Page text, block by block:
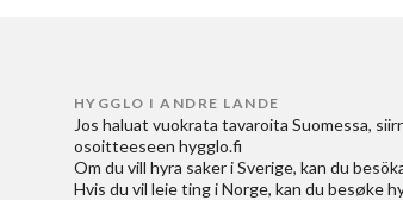
HYGGLO I ANDRE LANDE
Jos haluat vuokrata tavaroita Suomessa,
osoitteeseen hygglo.fi
Om du vill hyra saker i Sverige, kan du
Hvis du vil leie ting i Norge, kan du besøke